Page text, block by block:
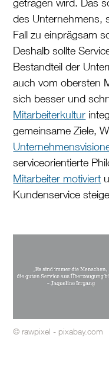
getragen wird. Das
des Unternehmens,
Fall zu einprägsam
Deshalb sollte
Bestandteil der
auch vom obersten
sich besser und
Mitarbeiterkultur
gemeinsame Ziele,
serviceorientierte
Mitarbeiter motiviert
Kundenservice
© rawpixel - pixabay.com